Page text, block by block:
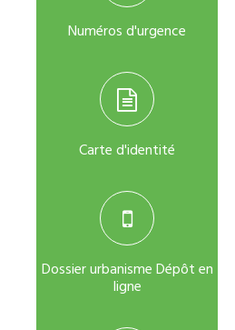
Numéros d'urgence
Carte d'identité
Dossier urbanisme Dépôt en
ligne